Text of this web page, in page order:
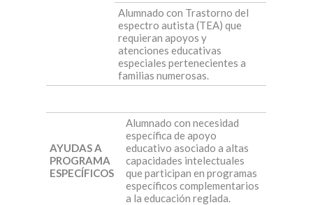
Alumnado con Trastorno del
espectro autista (TEA) que
requieran apoyos y
atenciones educativas
especiales pertenecientes a
familias numerosas.
AYUDAS A
PROGRAMA
ESPECÍFICOS
Alumnado con necesidad
específica de apoyo
educativo asociado a altas
capacidades intelectuales
que participan en programas
específicos complementarios
a la educación reglada.